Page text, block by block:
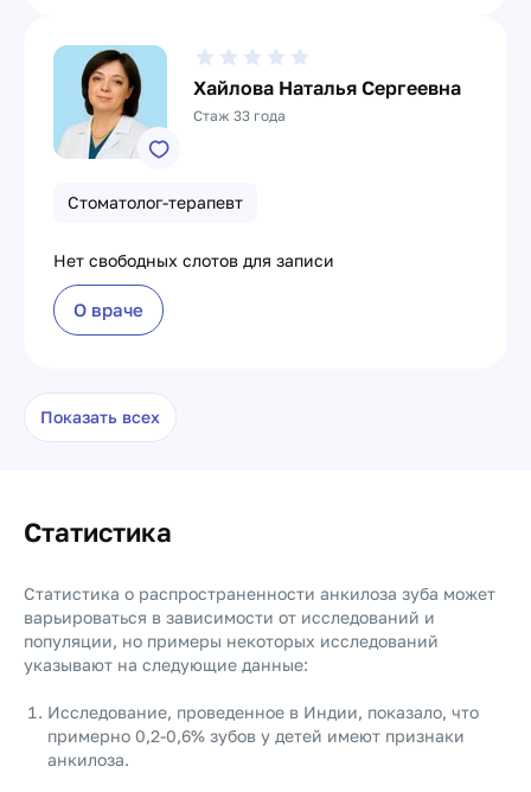
Хайлова Наталья Сергеевна
Стаж 33 года
Стоматолог-терапевт
Нет свободных слотов для записи
О враче
Показать всех
Статистика
Статистика о распространенности анкилоза зуба может
варьироваться в зависимости от исследований и
популяции, но примеры некоторых исследований
указывают на следующие данные:
Исследование, проведенное в Индии, показало, что
примерно 0,2-0,6% зубов у детей имеют признаки
анкилоза.